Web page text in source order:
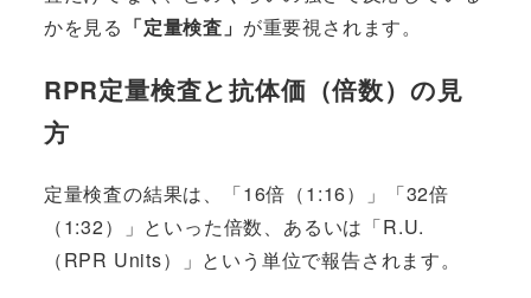
かを見る 「定量検査」 が重要視されます。
RPR定量検査と抗体価（倍数）の見
方
定量検査の結果は、「16倍（1:16）」「32倍
（1:32）」といった倍数、あるいは「R.U.
（RPR Units）」という単位で報告されます。